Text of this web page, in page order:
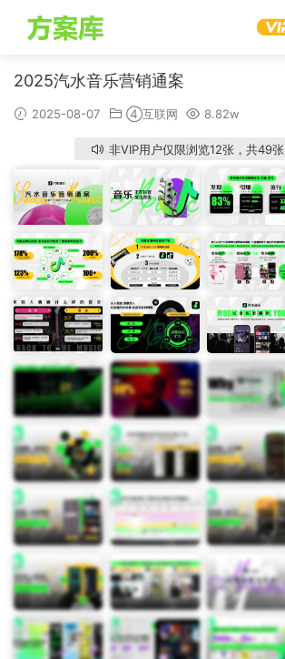
2025汽水音乐营销通案
2025-08-07 ④互联网 8.82w
非VIP用户仅限浏览12张，共49张